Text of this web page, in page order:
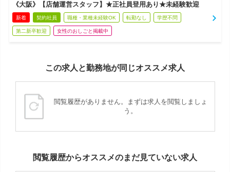
《大阪》【店舗運営スタッフ】★正社員登用あり★未経験歓迎
新着 契約社員 職種・業種未経験OK 転勤なし 学歴不問
第二新卒歓迎 女性のおしごと掲載中
この求人と勤務地が同じオススメ求人
閲覧履歴がありません。まずは求人を閲覧しましょ
う。
閲覧履歴からオススメのまだ見ていない求人